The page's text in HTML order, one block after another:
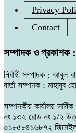
Privacy
Contact
সম্পাদক ও প্রকাশক
নির্বাহী সম্পাদক :
বার্তা সম্পাদক : মাহাবুব
সম্পাদকীয় কার্যালয়
নং ১৩২ রোড নং ১/২
০১৮৫৮৪১৬৮৭২